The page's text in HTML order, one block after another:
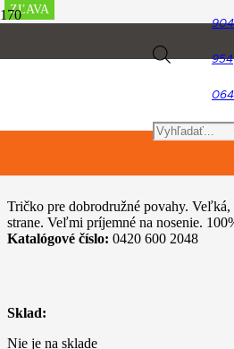
904
954
064
Products
search
TIMBERSPORTS, hračky a predmety
Tričko EXPLORE
Tričko pre dobrodružné povahy. Veľká,
strane. Veľmi príjemné na nosenie.
Katalógové číslo: 0420 600 2048
Sklad:
Nie je na sklade
ZĽAVA
ZĽAVA
ZĽAVA
ZĽAVA